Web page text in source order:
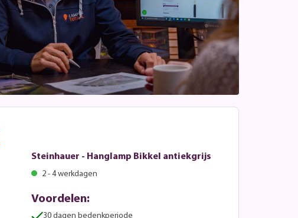
Steinhauer - Hanglamp Bikkel antiekgrijs
2 - 4 werkdagen
Voordelen:
30 dagen bedenkperiode